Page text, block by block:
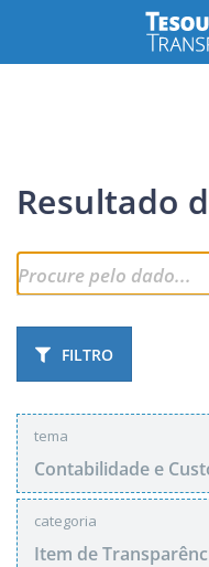
Resultado
FILTRO
tema
Contabilidade e
categoria
Item de